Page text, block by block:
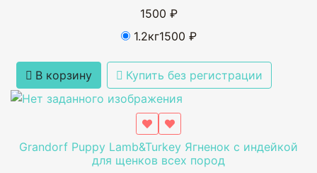
1500 ₽
1.2кг1500 ₽
В корзину Купить без регистрации
Grandorf Puppy Lamb&Turkey Ягненок с индейкой
для щенков всех пород